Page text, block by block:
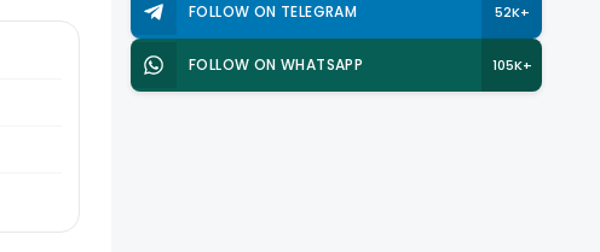
FOLLOW ON TELEGRAM 52K+
FOLLOW ON WHATSAPP 105K+